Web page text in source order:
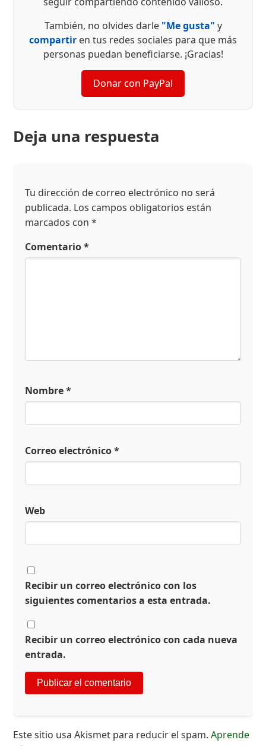
También, no olvides darle "Me gusta" y
compartir en tus redes sociales para que más
personas puedan beneficiarse. ¡Gracias!
Donar con PayPal
Deja una respuesta
Tu dirección de correo electrónico no será
publicada. Los campos obligatorios están
marcados con*
Comentario*
Nombre*
Correo electrónico*
Web
Recibir un correo electrónico con los
siguientes comentarios a esta entrada.
Recibir un correo electrónico con cada nueva
entrada.
Este sitio usa Akismet para reducir el spam.Aprende